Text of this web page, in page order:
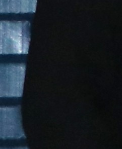
Public procurement